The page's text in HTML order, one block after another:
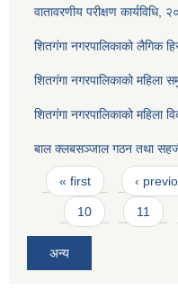
वातावरणीय परीक्षण कार्यविधि,
शितगंगा नगरपालिकाको लैगिक
शितगंगा नगरपालिकाको महिला
शितगंगा नगरपालिकाको महिला
बाल क्लबसञ्जाल गठन तथा
Pages
« first ‹
10 11
अन्य